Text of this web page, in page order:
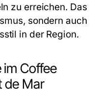
zu erreichen. Das
sondern auch
in der Region.
im Coffee
de Mar